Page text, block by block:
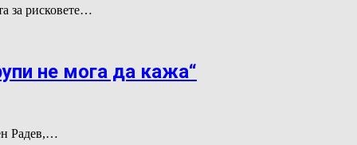
за рисковете…
не мога да кажа“
Радев,…